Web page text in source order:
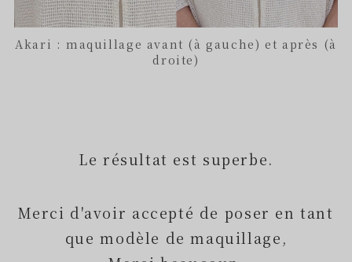
Akari : maquillage avant (à gauche) et après (à
droite)
Le résultat est superbe.
Merci d'avoir accepté de poser en tant
que modèle de maquillage,